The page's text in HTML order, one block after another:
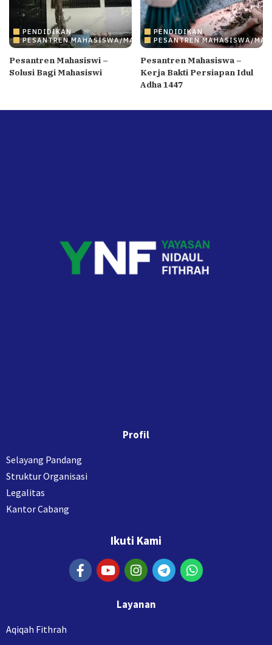
PENDIDIKAN
PESANTREN MAHASISWA/MAHASISWI
Pesantren Mahasiswi –
Solusi Bagi Mahasiswi
PENDIDIKAN
PESANTREN MAHASISWA/
Pesantren Mahasiswa –
Kerja Bakti Persiapan Idul
Adha 1447
Profil
Selayang Pandang
Struktur Organisasi
Legalitas
Kantor Cabang
Ikuti Kami
Layanan
Aqiqah Fithrah